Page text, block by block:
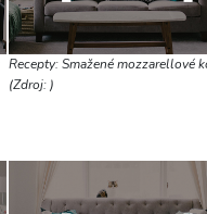
Recepty: Smažené mozzarellové
(Zdroj: )